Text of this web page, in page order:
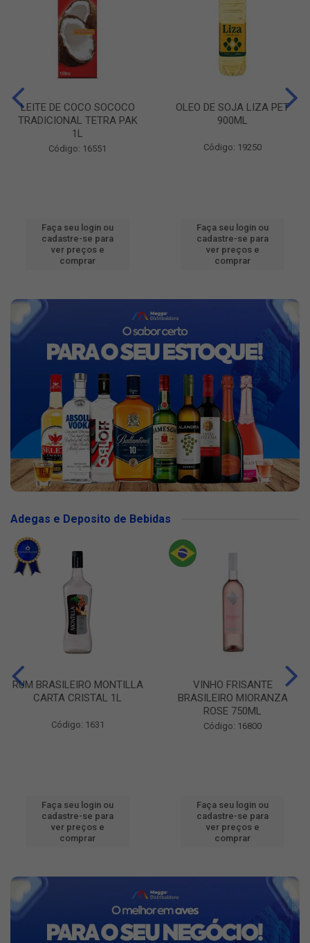
LEITE DE COCO SOCOCO
TRADICIONAL TETRA PAK
1L
Código: 16551
Faça seu login ou
cadastre-se para
ver preços e
comprar
OLEO DE SOJA LIZA PET
900ML
Código: 19250
Faça seu login ou
cadastre-se para
ver preços e
comprar
Adegas e Deposito de Bebidas
RUM BRASILEIRO MONTILLA
CARTA CRISTAL 1L
Código: 1631
Faça seu login ou
cadastre-se para
ver preços e
comprar
VINHO FRISANTE
BRASILEIRO MIORANZA
ROSE 750ML
Código: 16800
Faça seu login ou
cadastre-se para
ver preços e
comprar